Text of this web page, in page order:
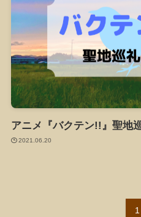
アニメ『バクテン!!』聖地
2021.06.20
1